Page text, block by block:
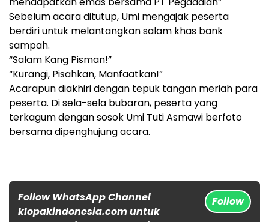
Sebelum acara ditutup, Umi mengajak peserta
berdiri untuk melantangkan salam khas bank
sampah.
“Salam Kang Pisman!”
“Kurangi, Pisahkan, Manfaatkan!”
Acarapun diakhiri dengan tepuk tangan meriah para
peserta. Di sela-sela bubaran, peserta yang
terkagum dengan sosok Umi Tuti Asmawi berfoto
bersama dipenghujung acara.
Follow WhatsApp Channel
klopakindonesia.com untuk
Follow